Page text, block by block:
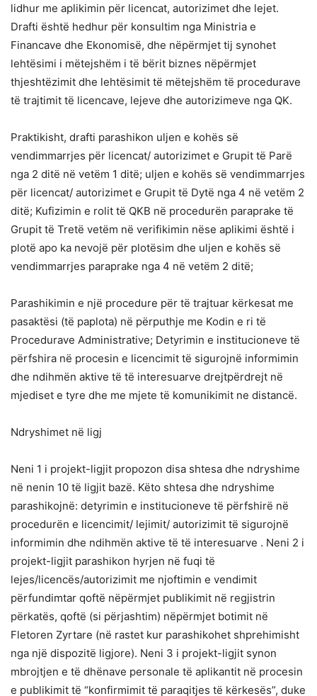
lidhur me aplikimin për licencat, autorizimet dhe lejet.
Drafti është hedhur për konsultim nga Ministria e
Financave dhe Ekonomisë, dhe nëpërmjet tij synohet
lehtësimi i mëtejshëm i të bërit biznes nëpërmjet
thjeshtëzimit dhe lehtësimit të mëtejshëm të procedurave
të trajtimit të licencave, lejeve dhe autorizimeve nga QK.
Praktikisht, drafti parashikon uljen e kohës së
vendimmarrjes për licencat/ autorizimet e Grupit të Parë
nga 2 ditë në vetëm 1 ditë; uljen e kohës së vendimmarrjes
për licencat/ autorizimet e Grupit të Dytë nga 4 në vetëm 2
ditë; Kufizimin e rolit të QKB në procedurën paraprake të
Grupit të Tretë vetëm në verifikimin nëse aplikimi është i
plotë apo ka nevojë për plotësim dhe uljen e kohës së
vendimmarrjes paraprake nga 4 në vetëm 2 ditë;
Parashikimin e një procedure për të trajtuar kërkesat me
pasaktësi (të paplota) në përputhje me Kodin e ri të
Procedurave Administrative; Detyrimin e institucioneve të
përfshira në procesin e licencimit të sigurojnë informimin
dhe ndihmën aktive të të interesuarve drejtpërdrejt në
mjediset e tyre dhe me mjete të komunikimit ne distancë.
Ndryshimet në ligj
Neni 1 i projekt-ligjit propozon disa shtesa dhe ndryshime
në nenin 10 të ligjit bazë. Këto shtesa dhe ndryshime
parashikojnë: detyrimin e institucioneve të përfshirë në
procedurën e licencimit/ lejimit/ autorizimit të sigurojnë
informimin dhe ndihmën aktive të të interesuarve . Neni 2 i
projekt-ligjit parashikon hyrjen në fuqi të
lejes/licencës/autorizimit me njoftimin e vendimit
përfundimtar qoftë nëpërmjet publikimit në regjistrin
përkatës, qoftë (si përjashtim) nëpërmjet botimit në
Fletoren Zyrtare (në rastet kur parashikohet shprehimisht
nga një dispozitë ligjore). Neni 3 i projekt-ligjit synon
mbrojtjen e të dhënave personale të aplikantit në procesin
e publikimit të “konfirmimit të paraqitjes të kërkesës”, duke